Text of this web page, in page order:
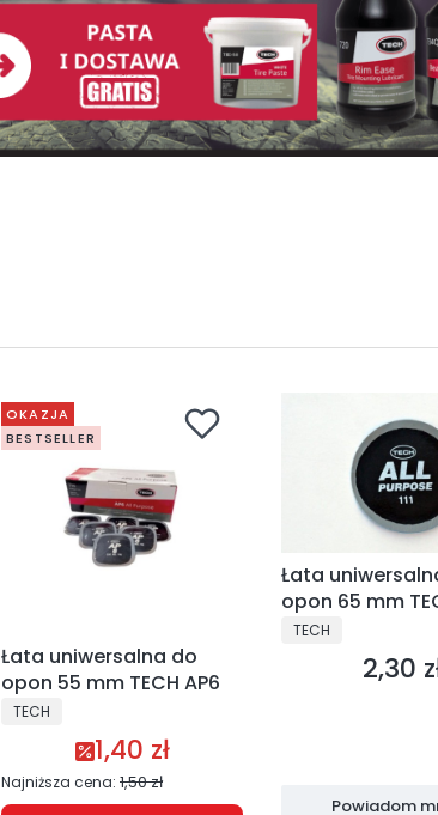
OKAZJA
BESTSELLER
Łata uniwersalna do
opon 55 mm TECH AP6
PRODUCENT
TECH
Cena promocyjna
1,40 zł
Najniższa cena: 1,50 zł
Łata
opon 65 mm
PRODUCENT
TECH
Cena
2,30
Powiadom